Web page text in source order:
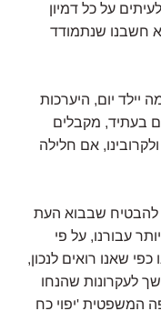
על כל דמיון
חשבנו שנתמודד
יילד יום, היערכות
בעתיד, מקבלים
אם חלילה
להבטיח שבבוא העת
עבורנו, על פי
שאנו רואים לנכון,
לעקרונות שהנחו
המשפטית 'יפוי כח